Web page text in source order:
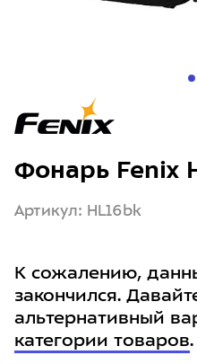
Фонарь Fenix
Артикул: HL16bk
К сожалению,
закончился.
альтернативный
категории товаров.